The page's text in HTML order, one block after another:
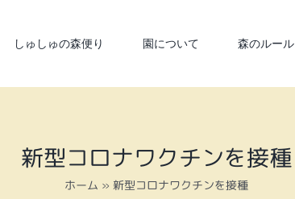
しゅしゅの森便り 園について 森のルール
新型コロナワクチンを接種
ホーム » 新型コロナワクチンを接種